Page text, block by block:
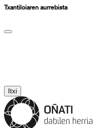
Txantiloiaren aurrebista
Itxi